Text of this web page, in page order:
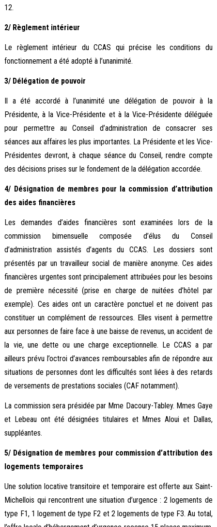
12.
2/ Règlement intérieur
Le règlement intérieur du CCAS qui précise les conditions du
fonctionnement a été adopté à l’unanimité.
3/ Délégation de pouvoir
Il a été accordé à l’unanimité une délégation de pouvoir à la
Présidente, à la Vice-Présidente et à la Vice-Présidente déléguée
pour permettre au Conseil d’administration de consacrer ses
séances aux affaires les plus importantes. La Présidente et les Vice-
Présidentes devront, à chaque séance du Conseil, rendre compte
des décisions prises sur le fondement de la délégation accordée.
4/ Désignation de membres pour la commission d’attribution
des aides financières
Les demandes d’aides financières sont examinées lors de la
commission bimensuelle composée d’élus du Conseil
d’administration assistés d’agents du CCAS. Les dossiers sont
présentés par un travailleur social de manière anonyme. Ces aides
financières urgentes sont principalement attribuées pour les besoins
de première nécessité (prise en charge de nuitées d’hôtel par
exemple). Ces aides ont un caractère ponctuel et ne doivent pas
constituer un complément de ressources. Elles visent à permettre
aux personnes de faire face à une baisse de revenus, un accident de
la vie, une dette ou une charge exceptionnelle. Le CCAS a par
ailleurs prévu l’octroi d’avances remboursables afin de répondre aux
situations de personnes dont les difficultés sont liées à des retards
de versements de prestations sociales (CAF notamment).
La commission sera présidée par Mme Dacoury-Tabley. Mmes Gaye
et Lebeau ont été désignées titulaires et Mmes Aloui et Dallas,
suppléantes.
5/ Désignation de membres pour commission d’attribution des
logements temporaires
Une solution locative transitoire et temporaire est offerte aux Saint-
Michellois qui rencontrent une situation d’urgence : 2 logements de
type F1, 1 logement de type F2 et 2 logements de type F3. Au total,